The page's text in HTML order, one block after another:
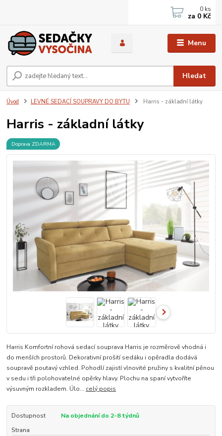
Menu
Hledat
0 ks
za 0 Kč
Úvod LEVNÉ SEDACÍ SOUPRAVY DO BYTU Harris - základní látky
Harris - základní látky
Doprava ZDARMA
Harris Komfortní rohová sedací souprava Harris je rozměrově vhodná i
do menších prostorů. Dekorativní prošití sedáku i opěradla dodává
soupravě poutavý vzhled. Pohodlí zajistí vlnovité pružiny s kvalitní pěnou
v sedu i tři polohovatelné opěrky hlavy. Plochu na spaní vytvoříte
výsuvným rozkladem. Úlo... celý popis
Dostupnost
Na objednání do 2-8 týdnů
Strana